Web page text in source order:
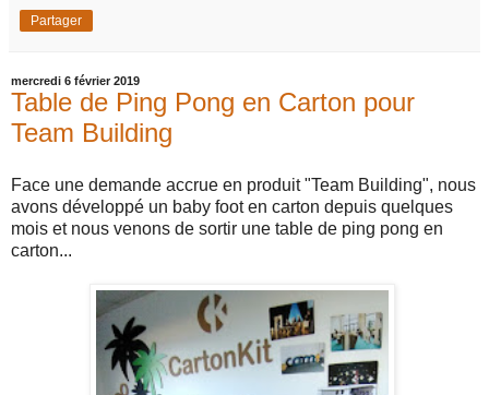
Partager
mercredi 6 février 2019
Table de Ping Pong en Carton pour
Team Building
Face une demande accrue en produit "Team Building", nous
avons développé un baby foot en carton depuis quelques
mois et nous venons de sortir une table de ping pong en
carton...